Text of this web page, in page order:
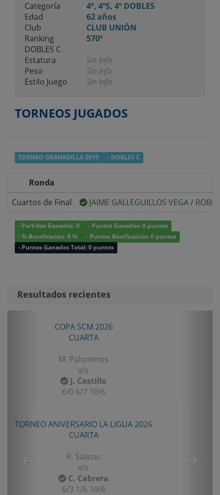
Categoría
4º, 4ºS, 4º DOBLES
Edad
62 años
Club
CLUB UNIÓN
Ranking
DOBLES C
570º
Estatura
Sin Info
Peso
Sin Info
Estilo Juego
Sin Info
TORNEOS JUGADOS
TORNEO GRANADILLA 2019 - DOBLES C
Ronda
Cuartos de Final
JAIME GALLEGUILLOS VEGA/
- Partidos Ganados: 0
- Puntos Ganados: 0 puntos
- % Bonificación: 0 %
- Puntos Bonificación: 0 puntos
- Puntos Ganados Total: 0 puntos
Resultados recientes
COPA SCM 2026
CUARTA
M. Palominos
v/s
J. Castillo
6/0 6/7 10/6
TORNEO ANIVERSARIO LA LIGUA 2026
CUARTA
R. Salinas
v/s
C. Cabrera
6/3 1/6 10/6